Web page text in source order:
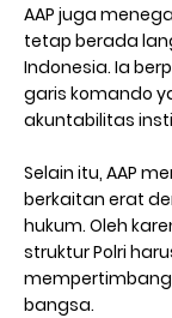
AAP juga
tetap berada
Indonesia. Ia
garis komando
akuntabilitas
Selain itu, AAP
berkaitan erat
hukum. Oleh
struktur Polri
bangsa.